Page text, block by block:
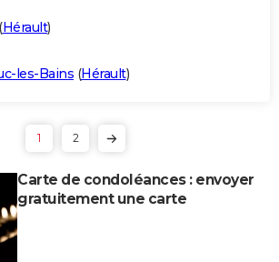
(Hérault)
les-Bains (Hérault)
1 2
Carte de condoléances : envoyer
gratuitement une carte